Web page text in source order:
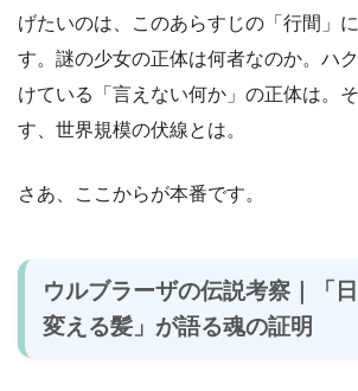
げたいのは、このあらすじの「行間」
す。謎の少女の正体は何者なのか。ハ
けている「言えない何か」の正体は。
す、世界規模の伏線とは。
さあ、ここからが本番です。
ウルブラーザの伝説考察｜「
変える髪」が語る魂の証明